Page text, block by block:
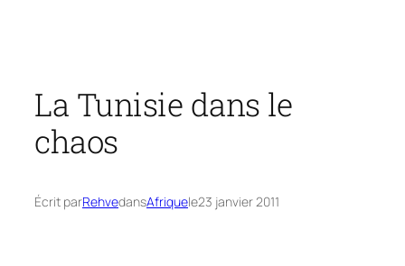
La Tunisie dans le
chaos
Écrit parRehvedansAfriquele23 janvier 2011